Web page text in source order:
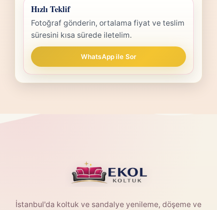
Hızlı Teklif
Fotoğraf gönderin, ortalama fiyat ve teslim
süresini kısa sürede iletelim.
WhatsApp ile Sor
İstanbul'da koltuk ve sandalye yenileme, döşeme ve